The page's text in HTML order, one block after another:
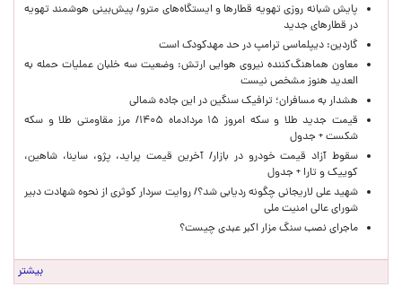
پایش شبانه روزی تهویه قطارها و ایستگاه‌های مترو/ پیش‌بینی هوشمند تهویه
در قطارهای جدید
گاردین: دیپلماسی ترامپ در حد مهدکودک است
معاون هماهنگ‌کننده نیروی هوایی ارتش: وضعیت سه خلبان عملیات حمله به
العدید هنوز مشخص نیست
هشدار به مسافران؛ ترافیک سنگین در این جاده شمالی
قیمت جدید طلا و سکه امروز ۱۵ مردادماه ۱۴۰۵/ مرز مقاومتی طلا و سکه
شکست + جدول
سقوط آزاد قیمت خودرو در بازار/ آخرین قیمت پراید، پژو، ساینا، شاهین،
کوییک و تارا + جدول
شهید علی لاریجانی چگونه ردیابی شد؟/ روایت سردار کوثری از نحوه شهادت دبیر
شورای عالی امنیت ملی
ماجرای نصب سنگ مزار اکبر عبدی چیست؟
بیشتر